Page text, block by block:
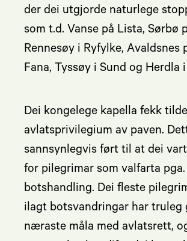
der dei utgjorde naturlege
som t.d. Vanse på Lista, Sørbø
Rennesøy i Ryfylke, Avaldsnes
Fana, Tyssøy i Sund og Herdla
Dei kongelege kapella fekk
avlatsprivilegium av paven.
sannsynlegvis ført til at dei
for pilegrimar som valfarta pga.
botshandling. Dei fleste
ilagt botsvandringar har truleg
næraste måla med avlatsrett,